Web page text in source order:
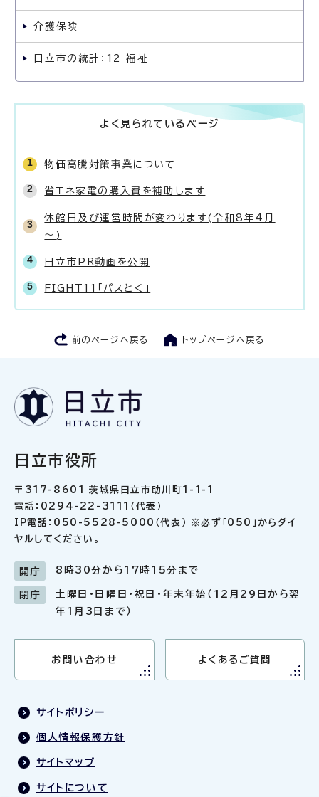
介護保険
日立市の統計：12 福祉
よく見られているページ
物価高騰対策事業について
省エネ家電の購入費を補助します
休館日及び運営時間が変わります(令和8年4月
～)
日立市PR動画を公開
FIGHT11「パスとく」
前のページへ戻る トップページへ戻る
日立市役所
〒317-8601 茨城県日立市助川町1-1-1
電話：0294-22-3111（代表）
IP電話：050-5528-5000（代表） ※必ず「050」からダイ
ヤルしてください。
開庁 8時30分から17時15分まで
閉庁
土曜日・日曜日・祝日・年末年始（12月29日から翌
年1月3日まで）
お問い合わせ よくあるご質問
サイトポリシー
個人情報保護方針
サイトマップ
サイトについて